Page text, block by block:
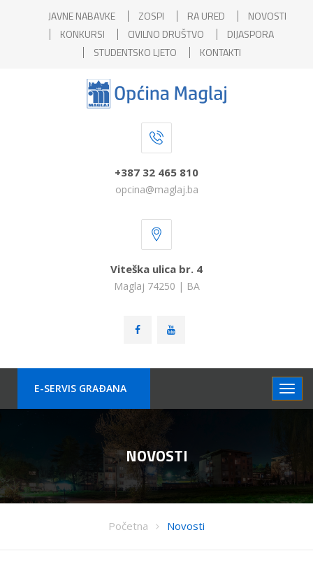
JAVNE NABAVKE ZOSPI RA URED
NOVOSTI
KONKURSI
CIVILNO DRUŠTVO
DIJASPORA
STUDENTSKO LJETO
KONTAKTI
+387 32 465 810
opcina@maglaj.ba
Viteška ulica br. 4
Maglaj 74250 | BA
E-SERVIS GRAÐANA
NOVOSTI
Početna Novosti